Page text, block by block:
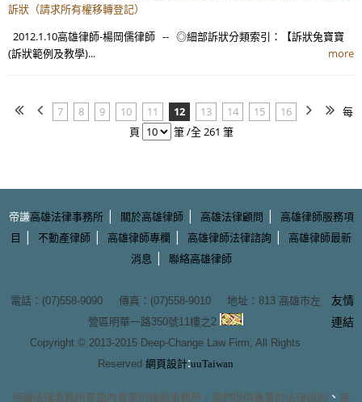
訴狀（請求所有權移轉登記）
2012.1.10高雄律師-楊岡儒律師 -- ◎細部訴狀分類索引：【訴狀兔寶寶
(訴狀範例及教學)...
more
7 8 9 10 11 12 13 14 15 16
每
頁
筆 /全 261 筆
帝謙高雄法律事務所| 關於高雄律師| 高雄法律顧問 |
高雄律師服務項
目
| 不動產律師 | 高雄律師專欄 | 高雄律師法律諮詢 |
高雄律師最新
消息 | 聯絡高雄律師
電話：(07)558-9090 傳真：(07)558-9010 地址： 813 高雄市左
營區明華一路350號11樓之2
Copyright © 2013-2015 Deep-Change Law Firm, All Rights
Reserved 網頁設計:uuTaiwan
友情
連結
帝謙法律事務所是國內專業的律師事務所 ，我們提供專業的法律諮詢 、 民